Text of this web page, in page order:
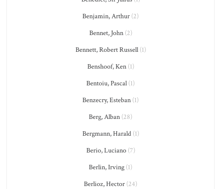
Benjamin, Arthur (2)
Bennet, John(2)
Bennett, Robert Russell(1)
Benshoof, Ken(1)
Bentoiu, Pascal (1)
Benzecry, Esteban (1)
Berg, Alban (28)
Bergmann, Harald(1)
Berio, Luciano(7)
Berlin, Irving (1)
Berlioz, Hector (24)